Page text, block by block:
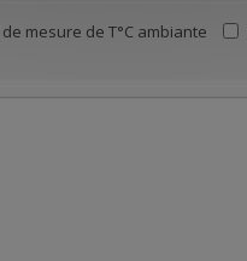
mesure de T°C ambiante